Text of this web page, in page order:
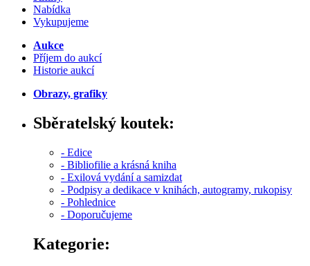
Nabídka
Vykupujeme
Aukce
Příjem do aukcí
Historie aukcí
Obrazy, grafiky
Sběratelský koutek:
- Edice
- Bibliofilie a krásná kniha
- Exilová vydání a samizdat
- Podpisy a dedikace v knihách, autogramy, rukopisy
- Pohlednice
- Doporučujeme
Kategorie: